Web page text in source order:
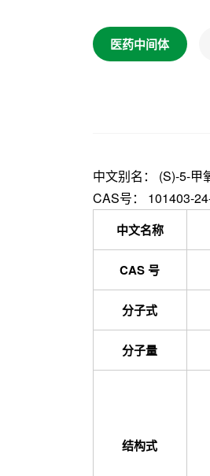
医药中间体
中文别名： (S)-5-甲
CAS号： 101403-
中文名称
CAS 号
分子式
分子量
结构式